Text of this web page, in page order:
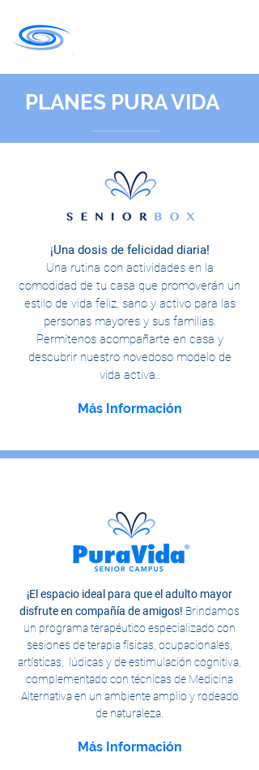
PLANES PURA VIDA
¡Una dosis de felicidad diaria!
Una rutina con actividades en la
comodidad de tu casa que promoverán un
estilo de vida feliz, sano y activo para las
personas mayores y sus familias.
Permítenos acompañarte en casa y
descubrir nuestro novedoso modelo de
vida activa..
Más Información
¡El espacio ideal para que el adulto mayor
disfrute en compañía de amigos! Brindamos
un programa terapéutico especializado con
sesiones de terapia físicas, ocupacionales,
artísticas, lúdicas y de estimulación cognitiva,
complementado con técnicas de Medicina
Alternativa en un ambiente amplio y rodeado
de naturaleza.
Más Información